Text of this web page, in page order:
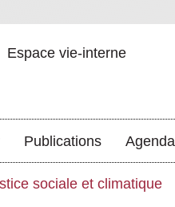
Espace vie-interne
Publications Agenda
sociale et climatique